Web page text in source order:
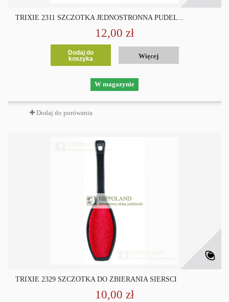
TRIXIE 2311 SZCZOTKA JEDNOSTRONNA PUDEL...
12,00 zł
Dodaj do
koszyka
Więcej
W magazynie
Dodaj do porówania
TRIXIE 2329 SZCZOTKA DO ZBIERANIA SIERŚCI
10,00 zł